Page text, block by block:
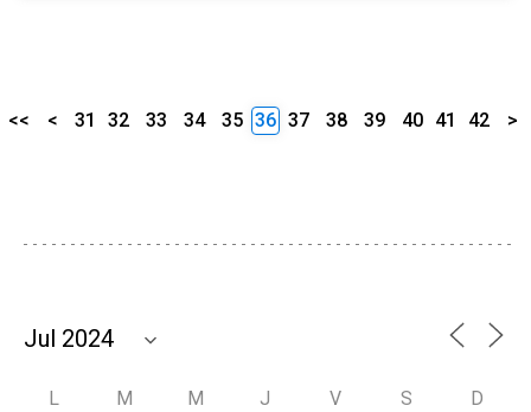
<< < 31 32 33 34 35 36 37 38 39 40 41 42 >
L M M J V S D